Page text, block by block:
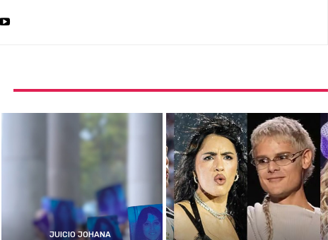
JUICIO JOHANA